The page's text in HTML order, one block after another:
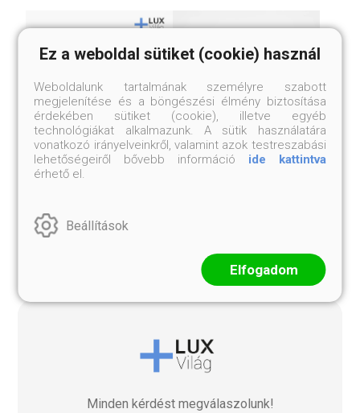
SHINKHAM FÜSTÖLŐ
Minden kérdést megválaszolunk!
Ez a weboldal sütiket (cookie) használ
Weboldalunk tartalmának személyre szabott
megjelenítése és a böngészési élmény biztosítása
érdekében sütiket (cookie), illetve egyéb
technológiákat alkalmazunk. A sütik használatára
vonatkozó irányelveinkről, valamint azok testreszabási
lehetőségeiről bővebb információ ide kattintva
érhető el.
Beállítások
Elfogadom